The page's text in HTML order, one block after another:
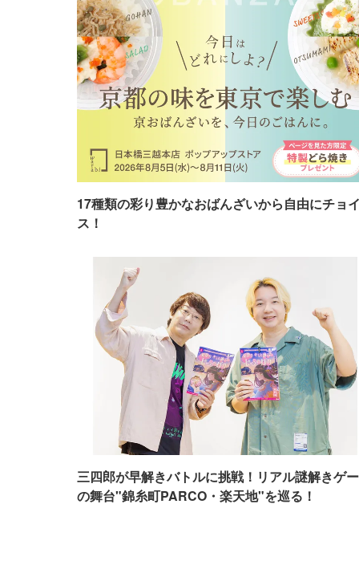
17種類の彩り豊かなおばんざいから自由にチョイ
ス！
三四郎が早解きバトルに挑戦！リアル謎解きゲ
の舞台"錦糸町PARCO・楽天地"を巡る！